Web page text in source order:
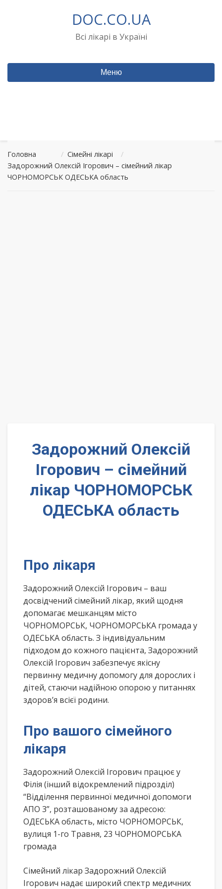
DOC.CO.UA
Всі лікарі в Україні
Меню
Головна / Сімейні лікарі
/
Задорожний Олексій Ігорович – сімейний лікар
ЧОРНОМОРСЬК ОДЕСЬКА область
Задорожний Олексій
Ігорович – сімейний
лікар ЧОРНОМОРСЬК
ОДЕСЬКА область
Про лікаря
Задорожний Олексій Ігорович – ваш
досвідчений сімейний лікар, який щодня
допомагає мешканцям місто
ЧОРНОМОРСЬК, ЧОРНОМОРСЬКА громада у
ОДЕСЬКА область. З індивідуальним
підходом до кожного пацієнта, Задорожний
Олексій Ігорович забезпечує якісну
первинну медичну допомогу для дорослих і
дітей, стаючи надійною опорою у питаннях
здоров’я всієї родини.
Про вашого сімейного
лікаря
Задорожний Олексій Ігорович працює у
Філія (інший відокремлений підрозділ)
“Відділення первинної медичної допомоги
АПО 3”, розташованому за адресою:
ОДЕСЬКА область, місто ЧОРНОМОРСЬК,
вулиця 1-го Травня, 23 ЧОРНОМОРСЬКА
громада
Сімейний лікар Задорожний Олексій
Ігорович надає широкий спектр медичних